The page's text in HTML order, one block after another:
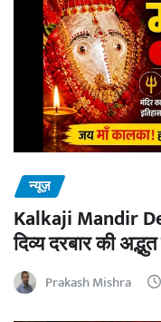
न्यूज़
Kalkaji Mandir
दिव्य दरबार की अद्भुत
Prakash Mishra